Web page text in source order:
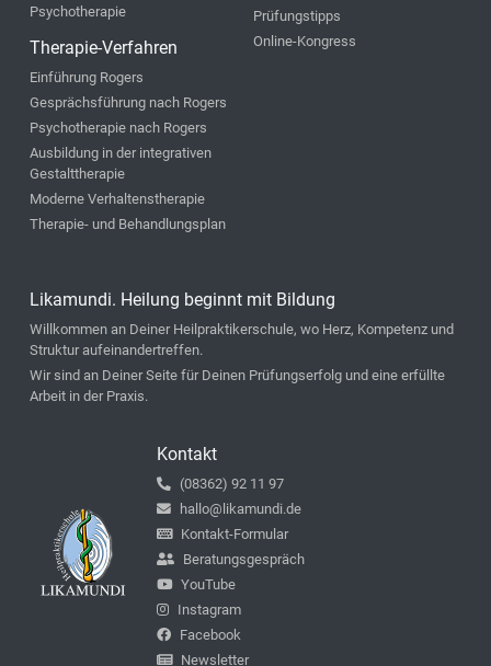
Psychotherapie
Therapie-Verfahren
Einführung Rogers
Gesprächsführung nach Rogers
Psychotherapie nach Rogers
Ausbildung in der integrativen
Gestalttherapie
Moderne Verhaltenstherapie
Therapie- und Behandlungsplan
Prüfungstipps
Online-Kongress
Likamundi. Heilung beginnt mit Bildung
Willkommen an Deiner Heilpraktikerschule, wo Herz, Kompetenz und
Struktur aufeinandertreffen.
Wir sind an Deiner Seite für Deinen Prüfungserfolg und eine erfüllte
Arbeit in der Praxis.
Kontakt
(08362) 92 11 97
hallo@likamundi.de
Kontakt-Formular
Beratungsgespräch
YouTube
Instagram
Facebook
Newsletter